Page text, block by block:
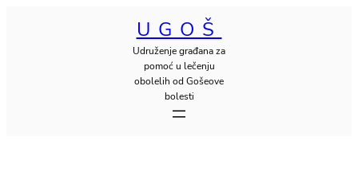
UGOŠ
Udruženje građana za
pomoć u lečenju
obolelih od Gošeove
bolesti